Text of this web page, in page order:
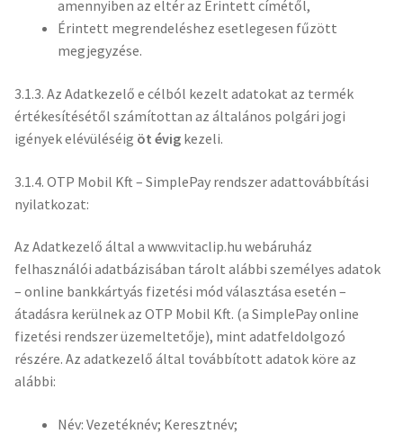
amennyiben az eltér az Érintett címétől,
Érintett megrendeléshez esetlegesen fűzött
megjegyzése.
3.1.3. Az Adatkezelő e célból kezelt adatokat az termék
értékesítésétől számítottan az általános polgári jogi
igények elévüléséig öt évig kezeli.
3.1.4. OTP Mobil Kft – SimplePay rendszer adattovábbítási
nyilatkozat:
Az Adatkezelő által a www.vitaclip.hu webáruház
felhasználói adatbázisában tárolt alábbi személyes adatok
– online bankkártyás fizetési mód választása esetén –
átadásra kerülnek az OTP Mobil Kft. (a SimplePay online
fizetési rendszer üzemeltetője), mint adatfeldolgozó
részére. Az adatkezelő által továbbított adatok köre az
alábbi:
Név: Vezetéknév; Keresztnév;